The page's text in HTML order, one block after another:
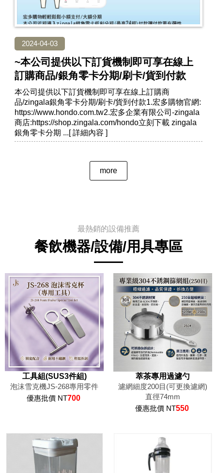
2024-04-03
~本公司提供以下訂貨機制即可享在線上
訂購商品/銀角零卡分期/刷卡/貨到付款
本公司提供以下訂貨機制即可享在線上訂購商
品/zingala銀角零卡分期/刷卡/貨到付款1.宏多購物官網:
https://www.hondo.com.tw2.宏多企業有限公司-zingala
商店:https://shop.zingala.com/hondo立刻下載 zingala
銀角零卡分期
more
最熱銷的設備推薦
餐飲機器/設備/用具專區
工具組(SUS3件組)
泡沫雪克機JS-268專用零件
優惠批價 NT700
萃茶專用過濾勺
濾網細度200目(可更換濾網)
直徑74mm
優惠批價 NT550